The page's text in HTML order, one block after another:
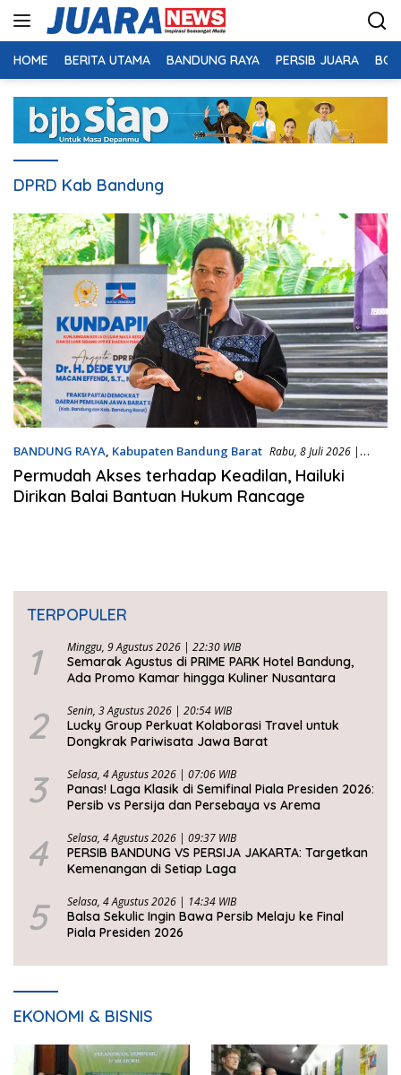
HOME BERITA UTAMA BANDUNG RAYA PERSIB JUARA
DPRD Kab Bandung
BANDUNG RAYA, Kabupaten Bandung Barat Rabu, 8 Juli 2026 |
23:40 WIB
Permudah Akses terhadap Keadilan, Hailuki
Dirikan Balai Bantuan Hukum Rancage
TERPOPULER
1 Minggu, 9 Agustus 2026 | 22:30 WIB
Semarak Agustus di PRIME PARK Hotel Bandung,
Ada Promo Kamar hingga Kuliner Nusantara
2 Senin, 3 Agustus 2026 | 20:54 WIB
Lucky Group Perkuat Kolaborasi Travel untuk
Dongkrak Pariwisata Jawa Barat
3 Selasa, 4 Agustus 2026 | 07:06 WIB
Panas! Laga Klasik di Semifinal Piala Presiden 2026:
Persib vs Persija dan Persebaya vs Arema
4 Selasa, 4 Agustus 2026 | 09:37 WIB
PERSIB BANDUNG VS PERSIJA JAKARTA: Targetkan
Kemenangan di Setiap Laga
5 Selasa, 4 Agustus 2026 | 14:34 WIB
Balsa Sekulic Ingin Bawa Persib Melaju ke Final
Piala Presiden 2026
EKONOMI & BISNIS